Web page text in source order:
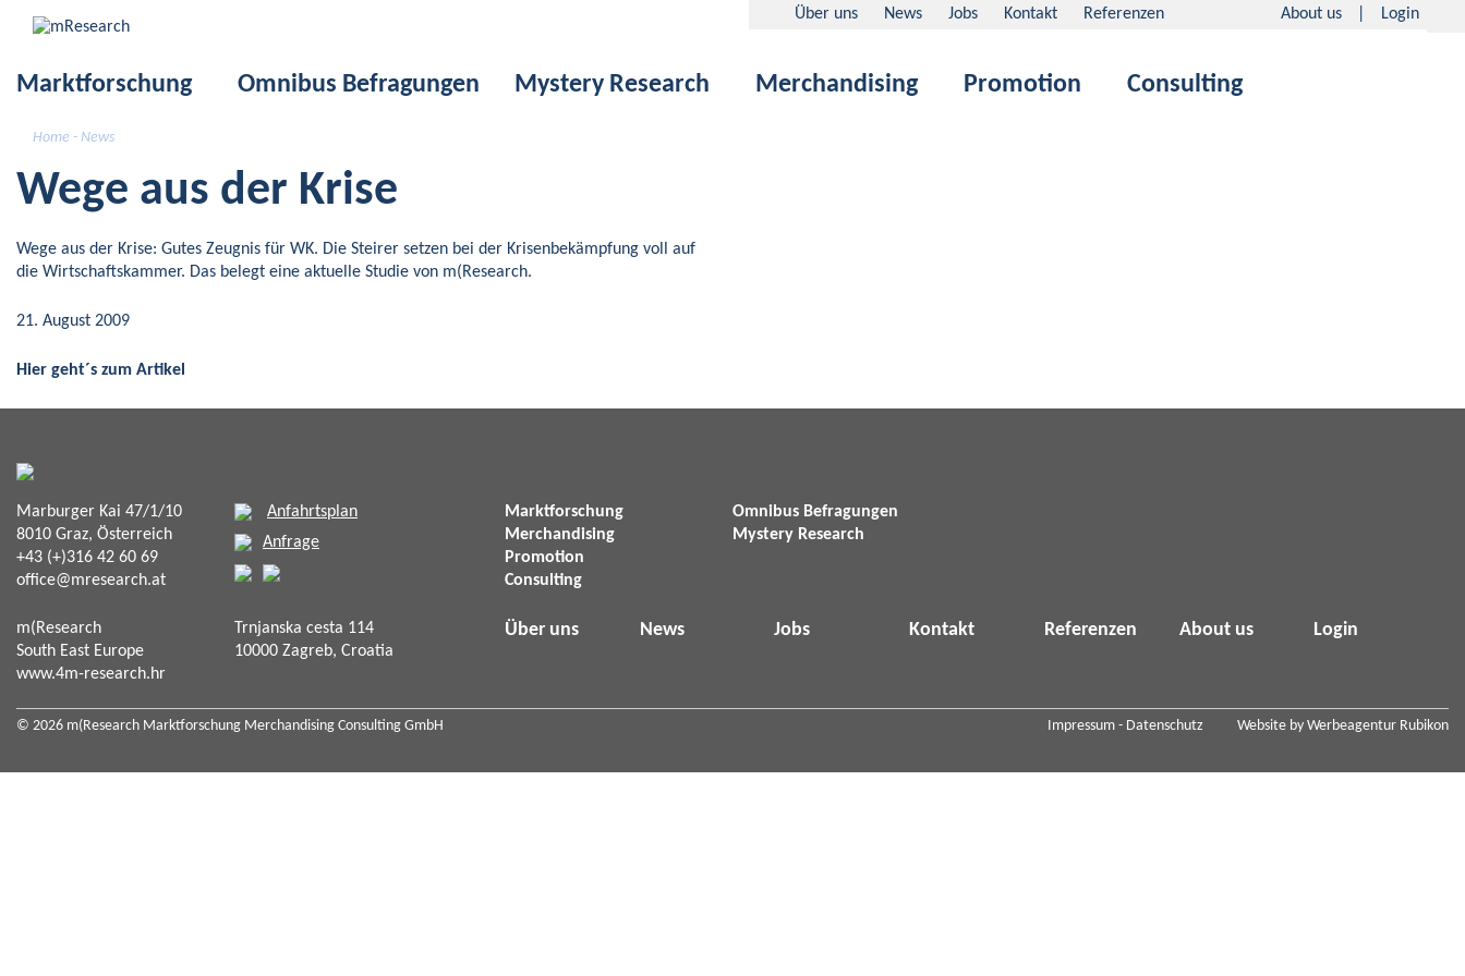
Über uns News Jobs Kontakt Referenzen About us Login
Marktforschung Omnibus Befragungen Mystery Research Merchandising Promotion Consulting
Home - News
Wege aus der Krise
Wege aus der Krise: Gutes Zeugnis für WK. Die Steirer setzen bei der Krisenbekämpfung voll auf
die Wirtschaftskammer. Das belegt eine aktuelle Studie von m(Research.
21. August 2009
Hier geht´s zum Artikel
Marburger Kai 47/1/10
8010 Graz, Österreich
+43 (+)316 42 60 69
office@mresearch.at
Anfahrtsplan
Anfrage
Marktforschung
Omnibus Befragungen
Mystery Research
Merchandising
Promotion
Consulting
m(Research
South East Europe
www.4m-research.hr
Trnjanska cesta 114
10000 Zagreb, Croatia
Über uns News Jobs Kontakt Referenzen About us Login
© 2026 m(Research Marktforschung Merchandising Consulting GmbH Impressum Datenschutz Website by Werbeagentur Rubikon